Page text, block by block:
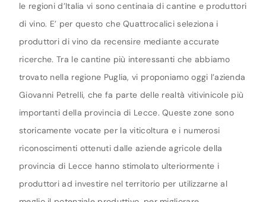
le regioni d’Italia vi sono centinaia di cantine e produttori
di vino. E’ per questo che Quattrocalici seleziona i
produttori di vino da recensire mediante accurate
ricerche. Tra le cantine più interessanti che abbiamo
trovato nella regione Puglia, vi proponiamo oggi l’azienda
Giovanni Petrelli, che fa parte delle realtà vitivinicole più
importanti della provincia di Lecce. Queste zone sono
storicamente vocate per la viticoltura e i numerosi
riconoscimenti ottenuti dalle aziende agricole della
provincia di Lecce hanno stimolato ulteriormente i
produttori ad investire nel territorio per utilizzarne al